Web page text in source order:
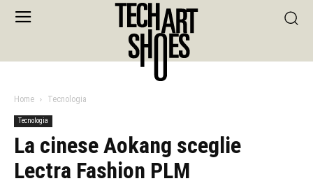
Home Tecnologia
Tecnologia
La cinese Aokang sceglie
Lectra Fashion PLM